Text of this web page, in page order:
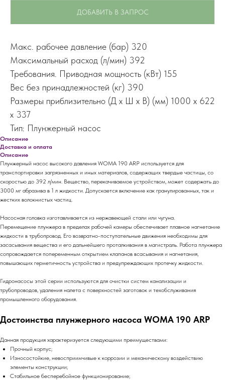
ДОБАВИТЬ В ЗАПРОС
Макс. рабочее давление (бар) 320
Максимальный расход (л/мин) 392
Требования. Приводная мощность (кВт) 155
Вес без принадлежностей (кг) 390
Размеры приблизительно (Д x Ш x В) (мм) 1000 x 622
x 337
Тип: Плунжерный насос
Описание
Доставка и оплата
Описание
Плунжерный насос высокого давления WOMA 190 ARP используется для
транспортировки загрязненных и иных материалов, содержащих твердые частицы, со
скоростью до 392 л/мин. Вещество, перекачиваемое устройством, может содержать до
3000 мг абразива в 1 л жидкости. Допускается включение как гранулированных, так и
жестких волокнистых частиц.
Насосная головка изготавливается из нержавеющей стали или чугуна.
Перемещение плунжера в пределах рабочей камеры обеспечивает плавное нагнетание
жидкости в трубопровод. Его возвратно-поступательные движения необходимы для
засасывания вещества и его дальнейшего проталкивания в магистраль. Работа плунжера
сопровождается попеременным открытием клапанов всасывания и нагнетания,
повышающих герметичность устройства и предупреждающих протечку жидкости.
Гидронасосы этой серии используются для очистки систем канализации и
трубопроводов, удаления налета с поверхностей заготовок и техобслуживания
промышленного оборудования.
Достоинства плунжерного насоса WOMA 190 ARP
Данная продукция характеризуется следующими преимуществами:
Прочный корпус;
Износостойкие, невосприимчивые к коррозии и механическому воздействию
элементы конструкции;
Стабильное бесперебойное функционирование;